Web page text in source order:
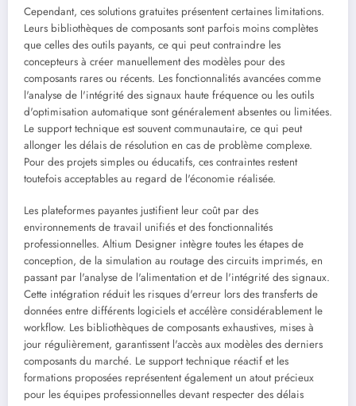
Cependant, ces solutions gratuites présentent certaines limitations.
Leurs bibliothèques de composants sont parfois moins complètes
que celles des outils payants, ce qui peut contraindre les
concepteurs à créer manuellement des modèles pour des
composants rares ou récents. Les fonctionnalités avancées comme
l'analyse de l'intégrité des signaux haute fréquence ou les outils
d'optimisation automatique sont généralement absentes ou limitées.
Le support technique est souvent communautaire, ce qui peut
allonger les délais de résolution en cas de problème complexe.
Pour des projets simples ou éducatifs, ces contraintes restent
toutefois acceptables au regard de l'économie réalisée.
Les plateformes payantes justifient leur coût par des
environnements de travail unifiés et des fonctionnalités
professionnelles. Altium Designer intègre toutes les étapes de
conception, de la simulation au routage des circuits imprimés, en
passant par l'analyse de l'alimentation et de l'intégrité des signaux.
Cette intégration réduit les risques d'erreur lors des transferts de
données entre différents logiciels et accélère considérablement le
workflow. Les bibliothèques de composants exhaustives, mises à
jour régulièrement, garantissent l'accès aux modèles des derniers
composants du marché. Le support technique réactif et les
formations proposées représentent également un atout précieux
pour les équipes professionnelles devant respecter des délais